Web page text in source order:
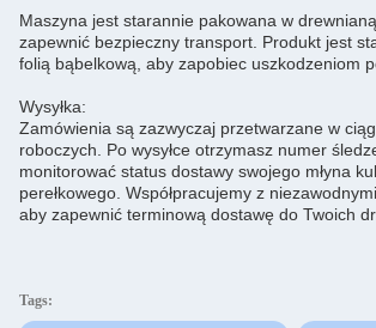
Maszyna jest starannie pakowana w
zapewnić bezpieczny transport. Produkt jest
folią bąbelkową, aby zapobiec uszkodzeniom
Wysyłka:
Zamówienia są zazwyczaj przetwarzane w
roboczych. Po wysyłce otrzymasz numer
monitorować status dostawy swojego młyna
perełkowego. Współpracujemy z
aby zapewnić terminową dostawę do Twoich
Tags: